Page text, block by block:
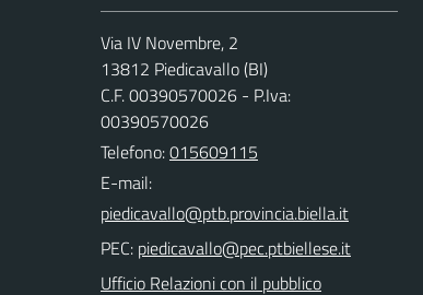
Via IV Novembre, 2
13812 Piedicavallo (BI)
C.F. 00390570026 - P.Iva:
00390570026
Telefono:015609115
E-mail:
PEC:
Ufficio Relazioni con il pubblico